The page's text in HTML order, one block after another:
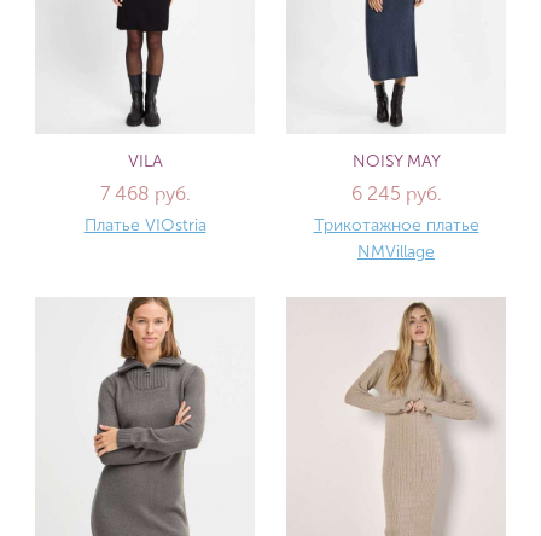
VILA
7 468 руб.
Платье VIOstria
NOISY MAY
6 245 руб.
Трикотажное платье
NMVillage